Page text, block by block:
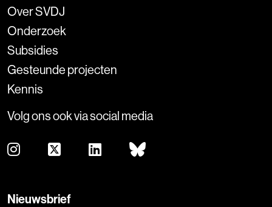
Over SVDJ
Onderzoek
Subsidies
Gesteunde projecten
Kennis
Volg ons ook via social media
Nieuwsbrief